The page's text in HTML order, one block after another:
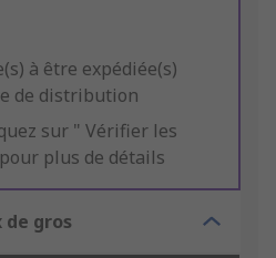
à être expédiée(s)
de distribution
sur " Vérifier les
plus de détails
gros